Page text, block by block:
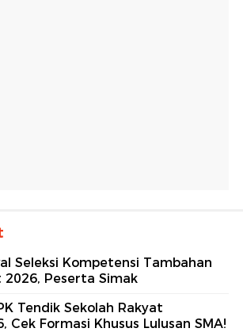
Seleksi Kompetensi Tambahan
2026, Peserta Simak
Tendik Sekolah Rakyat
Cek Formasi Khusus Lulusan SMA!